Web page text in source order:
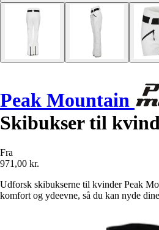
Peak Mountain
Skibukser til
Fra
971,00 kr.
Udforsk skibukserne til kvinder Peak
komfort og ydeevne, så du kan nyde